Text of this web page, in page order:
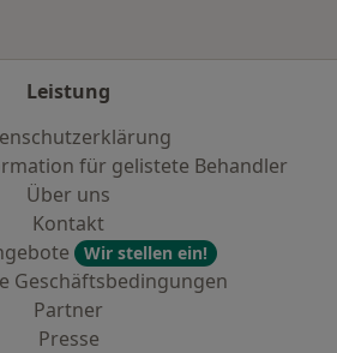
Leistung
für gelistete Behandler
Über uns
Kontakt
Wir stellen ein!
Geschäftsbedingungen
Partner
Presse